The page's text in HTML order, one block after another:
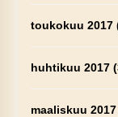
toukokuu 2017
huhtikuu 2017
maaliskuu 2017